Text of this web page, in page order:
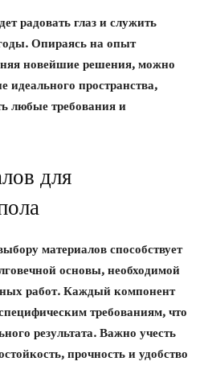
радовать глаз и служить
Опираясь на опыт
новейшие решения, можно
идеального пространства,
любые требования и
для
материалов способствует
основы, необходимой
работ. Каждый компонент
требованиям, что
результата. Важно учесть
прочность и удобство